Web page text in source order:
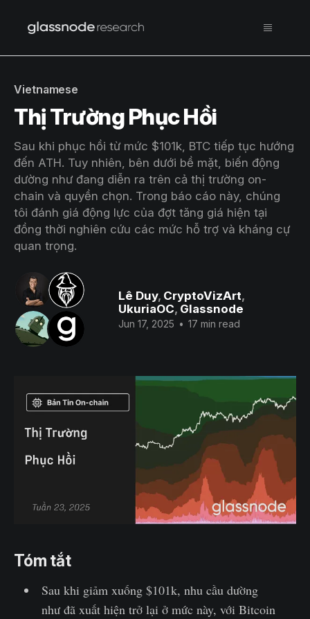
Vietnamese
Thị Trường Phục Hồi
Sau khi phục hồi từ mức $101k, BTC tiếp tục hướng
đến ATH. Tuy nhiên, bên dưới bề mặt, biến động
dường như đang diễn ra trên cả thị trường on-
chain và quyền chọn. Trong báo cáo này, chúng
tôi đánh giá động lực của đợt tăng giá hiện tại
đồng thời nghiên cứu các mức hỗ trợ và kháng cự
quan trọng.
Lê Duy, CryptoVizArt,
UkuriaOC, Glassnode
Jun 17, 2025 • 17 min read
Tóm tắt
Sau khi giảm xuống $101k, nhu cầu dường
như đã xuất hiện trở lại ở mức này, với Bitcoin